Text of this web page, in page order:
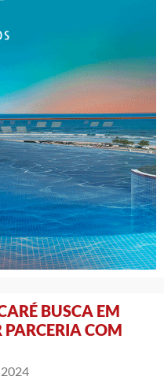
BUSCA EM
PARCERIA COM